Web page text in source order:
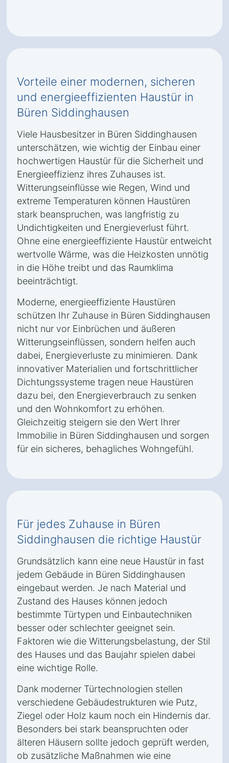
Vorteile einer modernen, sicheren
und energieeffizienten Haustür in
Büren Siddinghausen
Viele Hausbesitzer in Büren Siddinghausen
unterschätzen, wie wichtig der Einbau einer
hochwertigen Haustür für die Sicherheit und
Energieeffizienz ihres Zuhauses ist.
Witterungseinflüsse wie Regen, Wind und
extreme Temperaturen können Haustüren
stark beanspruchen, was langfristig zu
Undichtigkeiten und Energieverlust führt.
Ohne eine energieeffiziente Haustür entweicht
wertvolle Wärme, was die Heizkosten unnötig
in die Höhe treibt und das Raumklima
beeinträchtigt.
Moderne, energieeffiziente Haustüren
schützen Ihr Zuhause in Büren Siddinghausen
nicht nur vor Einbrüchen und äußeren
Witterungseinflüssen, sondern helfen auch
dabei, Energieverluste zu minimieren. Dank
innovativer Materialien und fortschrittlicher
Dichtungssysteme tragen neue Haustüren
dazu bei, den Energieverbrauch zu senken
und den Wohnkomfort zu erhöhen.
Gleichzeitig steigern sie den Wert Ihrer
Immobilie in Büren Siddinghausen und sorgen
für ein sicheres, behagliches Wohngefühl.
Für jedes Zuhause in Büren
Siddinghausen die richtige Haustür
Grundsätzlich kann eine neue Haustür in fast
jedem Gebäude in Büren Siddinghausen
eingebaut werden. Je nach Material und
Zustand des Hauses können jedoch
bestimmte Türtypen und Einbautechniken
besser oder schlechter geeignet sein.
Faktoren wie die Witterungsbelastung, der Stil
des Hauses und das Baujahr spielen dabei
eine wichtige Rolle.
Dank moderner Türtechnologien stellen
verschiedene Gebäudestrukturen wie Putz,
Ziegel oder Holz kaum noch ein Hindernis dar.
Besonders bei stark beanspruchten oder
älteren Häusern sollte jedoch geprüft werden,
ob zusätzliche Maßnahmen wie eine